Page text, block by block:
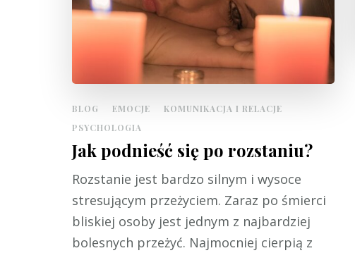
BLOG EMOCJE
KOMUNIKACJA I RELACJE
PSYCHOLOGIA
Jak podnieść się po rozstaniu?
Rozstanie jest bardzo silnym i wysoce
stresującym przeżyciem. Zaraz po śmierci
bliskiej osoby jest jednym z najbardziej
bolesnych przeżyć. Najmocniej cierpią z